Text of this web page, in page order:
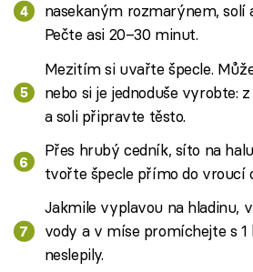
nasekaným rozmarýnem, solí
Pečte asi 20–30 minut.
Mezitím si uvařte špecle.
nebo si je jednoduše vyrobte:
a soli připravte těsto.
Přes hrubý cedník, síto na
tvořte špecle přímo do vroucí
Jakmile vyplavou na hladinu,
vody a v míse promíchejte s 1
neslepily.